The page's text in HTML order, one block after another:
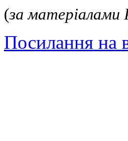
(за матеріалами
Посилання на